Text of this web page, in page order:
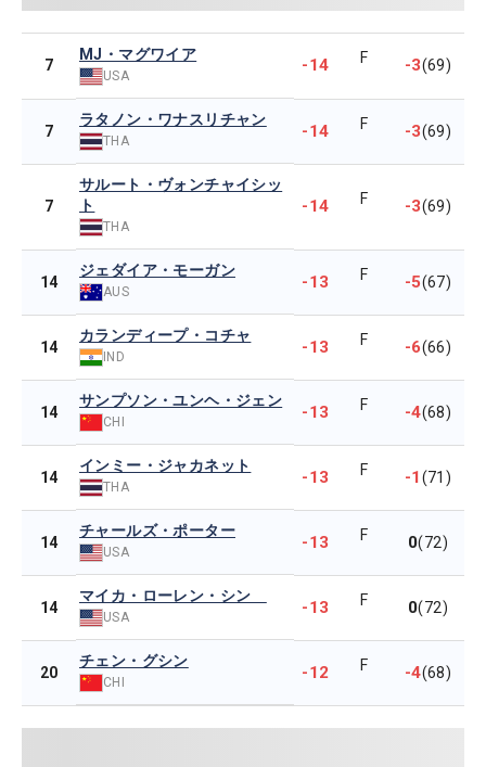
7
MJ・マグワイア
USA
-14 F -3(69)
7
ラタノン・ワナスリチャン
THA -14 F -3(69)
7
サルート・ヴォンチャイシッ
ト
THA
-14 F -3(69)
14
ジェダイア・モーガン
AUS -13 F -5(67)
14
カランディープ・コチャ
IND -13 F -6(66)
14
サンプソン・ユンヘ・ジェン
CHI -13 F -4(68)
14
インミー・ジャカネット
THA -13 F -1(71)
14
チャールズ・ポーター
USA -13 F 0(72)
14
マイカ・ローレン・シン
USA -13 F 0(72)
20
チェン・グシン
CHI -12 F -4(68)